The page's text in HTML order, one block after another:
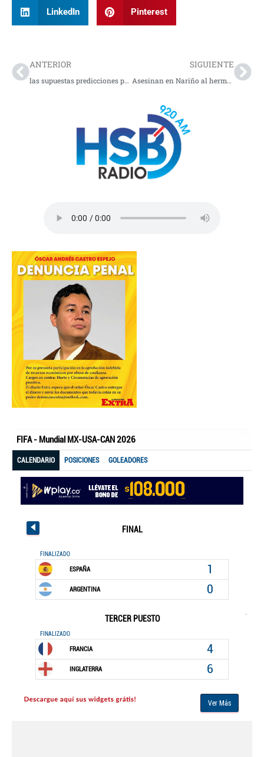
LinkedIn Pinterest
ANTERIOR
las supuestas predicciones para 2026 atribuidas a Baba Vanga, una vidente búlgara que murió en 1996 y a la que muchas personas llaman “la Nostradamus de los Balcanes”. Sus profecías se vuelven virales cada vez que el mundo vive momentos de incertidumbre.
SIGUIENTE
Asesinan en Nariño al hermano de candidata a la Cámara